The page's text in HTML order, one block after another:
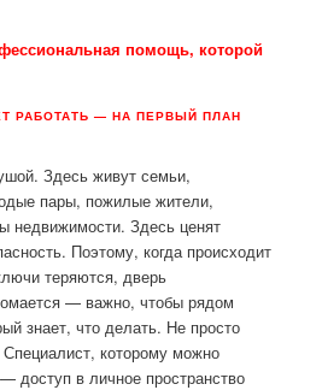
помощь, которой
РАБОТАТЬ — НА ПЕРВЫЙ ПЛАН
Здесь живут семьи,
пары, пожилые жители,
недвижимости. Здесь ценят
Поэтому, когда происходит
теряются, дверь
— важно, чтобы рядом
знает, что делать. Не просто
которому можно
доступ в личное пространство